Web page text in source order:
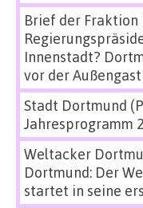
Brief der Fraktion
Innenstadt?
vor der
Stadt Dortmund
Jahresprogramm
Weltacker
Dortmund: Der
startet in seine